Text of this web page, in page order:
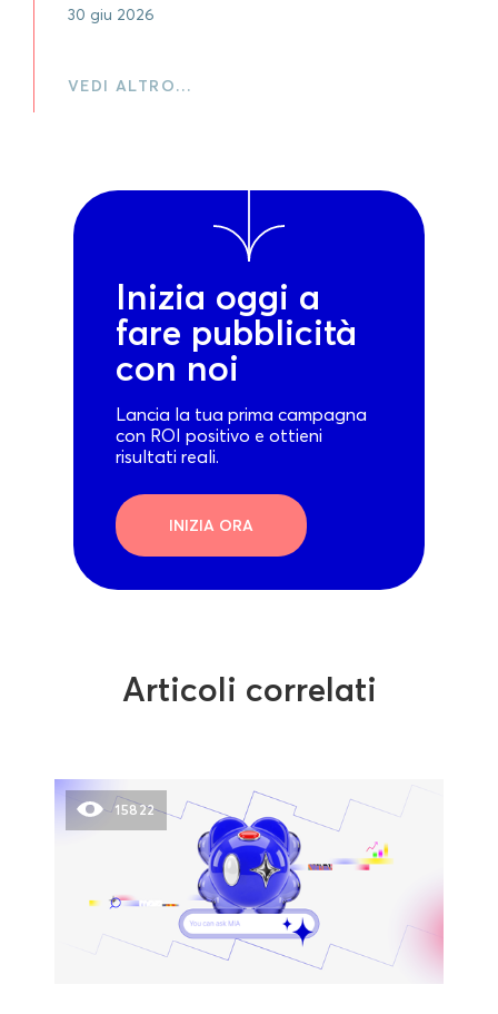
30 giu 2026
VEDI ALTRO…
Inizia oggi a
fare pubblicità
con noi
Lancia la tua prima campagna
con ROI positivo e ottieni
risultati reali.
INIZIA ORA
Articoli correlati
15822